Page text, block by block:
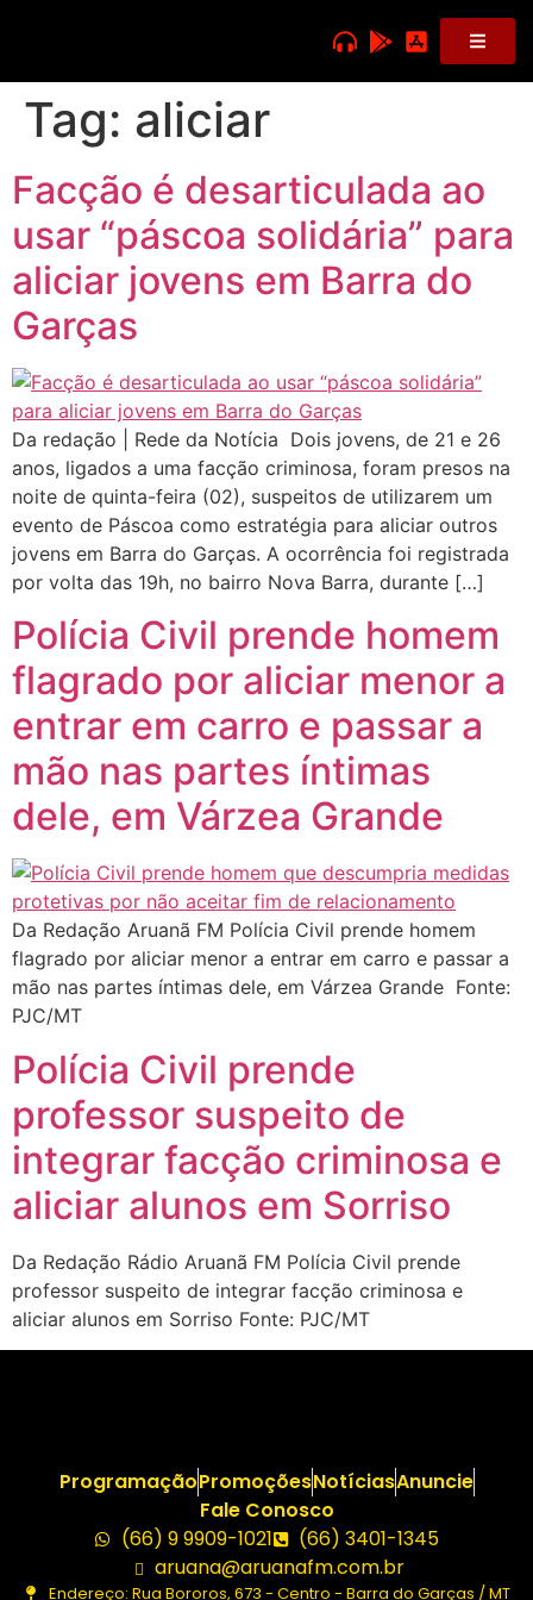
Tag: aliciar
Facção é desarticulada ao
usar “páscoa solidária” para
aliciar jovens em Barra do
Garças
Da redação | Rede da Notícia Dois jovens, de 21 e 26
anos, ligados a uma facção criminosa, foram presos na
noite de quinta-feira (02), suspeitos de utilizarem um
evento de Páscoa como estratégia para aliciar outros
jovens em Barra do Garças. A ocorrência foi registrada
por volta das 19h, no bairro Nova Barra, durante […]
Polícia Civil prende homem
flagrado por aliciar menor a
entrar em carro e passar a
mão nas partes íntimas
dele, em Várzea Grande
Da Redação Aruanã FM Polícia Civil prende homem
flagrado por aliciar menor a entrar em carro e passar a
mão nas partes íntimas dele, em Várzea Grande Fonte:
PJC/MT
Polícia Civil prende
professor suspeito de
integrar facção criminosa e
aliciar alunos em Sorriso
Da Redação Rádio Aruanã FM Polícia Civil prende
professor suspeito de integrar facção criminosa e
aliciar alunos em Sorriso Fonte: PJC/MT
ProgramaçãoPromoçõesNotíciasAnuncie
Fale Conosco
(66) 9 9909-1021
(66) 3401-1345
aruana@aruanafm.com.br
Endereço: Rua Bororos, 673 - Centro - Barra do Garças / MT